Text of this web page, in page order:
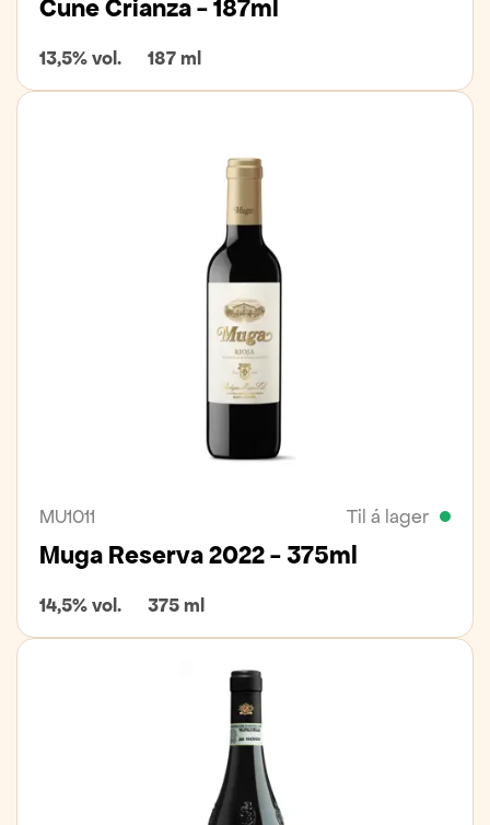
Cune Crianza - 187ml
13,5% vol. 187 ml
MU1011 Til á lager
Muga Reserva 2022 - 375ml
14,5% vol. 375 ml